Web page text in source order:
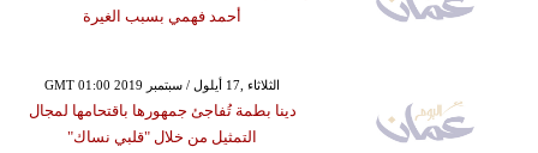
أحمد فهمي بسبب الغيرة
GMT 01:00 2019 الثلاثاء ,17 أيلول / سبتمبر
دينا بطمة تُفاجئ جمهورها باقتحامها لمجال
التمثيل من خلال "قلبي نساك"